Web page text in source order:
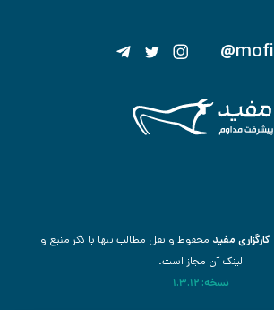
کارگزاری مفید محفوظ و نقل مطالب تنها با ذکر منبع و
لینک آن مجاز است.
نسخه: 1.3.12